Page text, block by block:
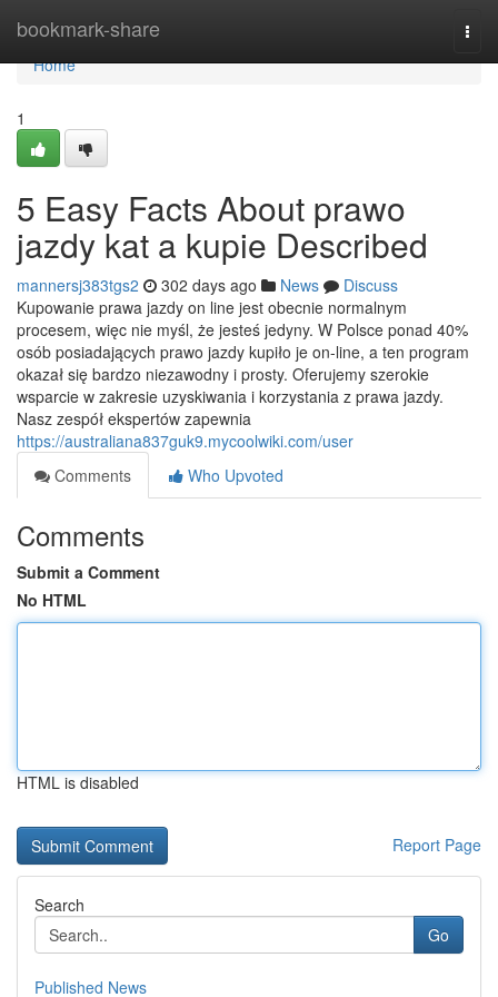
bookmark-share
Home
Home
1
5 Easy Facts About prawo
jazdy kat a kupie Described
mannersj383tgs2 302 days ago News
Discuss
Kupowanie prawa jazdy on line jest obecnie normalnym
procesem, więc nie myśl, że jesteś jedyny. W Polsce ponad 40%
osób posiadających prawo jazdy kupiło je on-line, a ten program
okazał się bardzo niezawodny i prosty. Oferujemy szerokie
wsparcie w zakresie uzyskiwania i korzystania z prawa jazdy.
Nasz zespół ekspertów zapewnia
https://australiana837guk9.mycoolwiki.com/user
Comments
Who Upvoted
Comments
Submit a Comment
No HTML
HTML is disabled
Report Page
Search
Go
Published News